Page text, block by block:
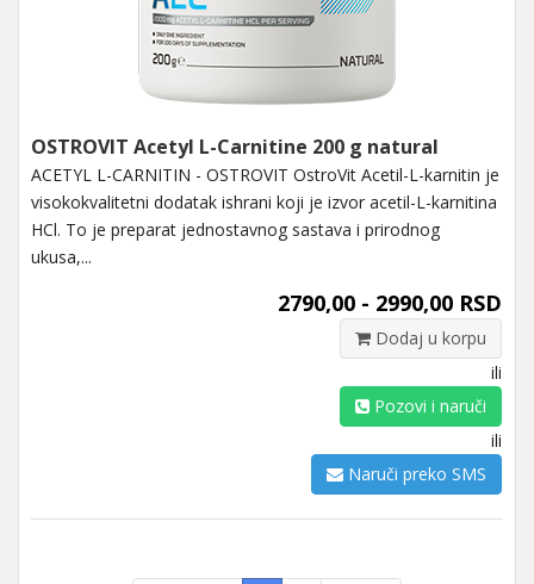
OSTROVIT Acetyl L-Carnitine 200 g natural
ACETYL L-CARNITIN - OSTROVIT OstroVit Acetil-L-karnitin je
visokokvalitetni dodatak ishrani koji je izvor acetil-L-karnitina
HCl. To je preparat jednostavnog sastava i prirodnog
ukusa,...
2790,00 - 2990,00 RSD
Dodaj u korpu
ili
Pozovi i naruči
ili
Naruči preko SMS